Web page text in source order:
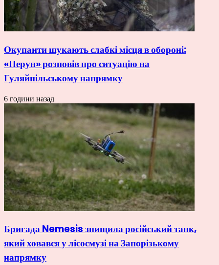
Окупанти шукають слабкі місця в обороні:
«Перун» розповів про ситуацію на
Гуляйпільському напрямку
6 години назад
Бригада Nemesis знищила російський танк,
який ховався у лісосмузі на Запорізькому
напрямку